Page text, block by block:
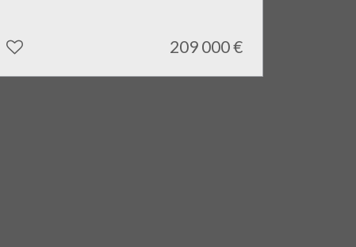
209 000€